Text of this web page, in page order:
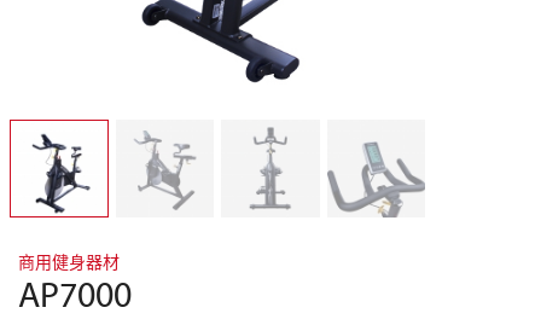
商用健身器材
AP7000